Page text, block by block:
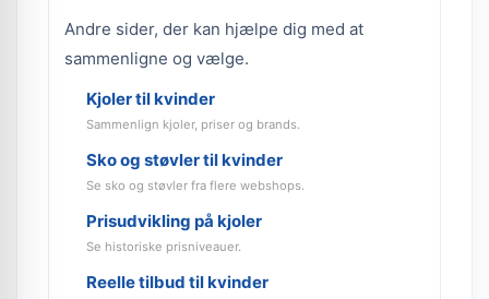
Andre sider, der kan hjælpe dig med at
sammenligne og vælge.
Kjoler til kvinder
Sammenlign kjoler, priser og brands.
Sko og støvler til kvinder
Se sko og støvler fra flere webshops.
Prisudvikling på kjoler
Se historiske prisniveauer.
Reelle tilbud til kvinder